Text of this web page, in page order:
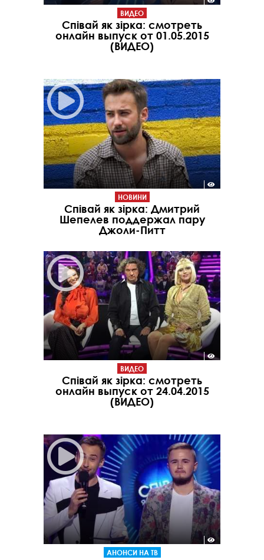
ВИДЕО
Співай як зірка: смотреть
онлайн выпуск от 01.05.2015
(ВИДЕО)
НОВИНИ
Співай як зірка: Дмитрий
Шепелев поддержал пару
Джоли-Питт
ВИДЕО
Співай як зірка: смотреть
онлайн выпуск от 24.04.2015
(ВИДЕО)
АНОНСИ НА ТВ